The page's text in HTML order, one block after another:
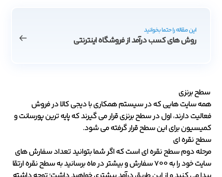
این مقاله را حتما بخوانید
روش های کسب درآمد از فروشگاه اینترنتی
سطح برنزی
همه سایت هایی که در سیستم همکاری با دیجی کالا در فروش
فعالیت دارند، اول در سطح برنزی قرار می گیرند که پایه ترین پورسانت و
کمیسیون برای این سطح قرار گرفته می شود.
سطح نقره ای
مرحله دوم سطح نقره ای است که اگر شما بتوانید تعداد سفارش های
سایت خود را به 700 سفارش و بیشتر در ماه برسانید به سطح نقره ارتقا